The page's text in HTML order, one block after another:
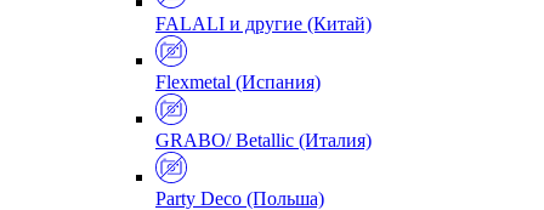
FALALI и другие (Китай)
Flexmetal (Испания)
GRABO/ Betallic (Италия)
Party Deco (Польша)